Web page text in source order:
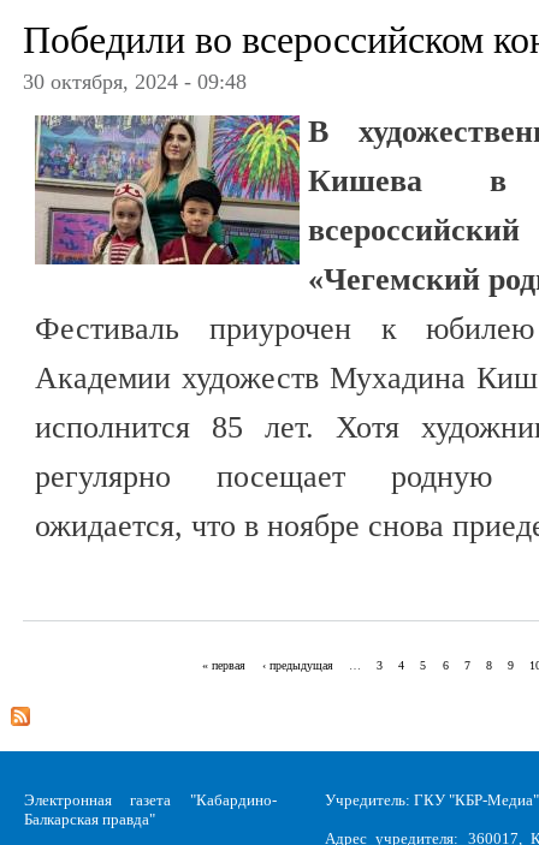
Победили во всероссийском
30 октября, 2024 - 09:48
В
Кишева в
«Чегемский
Фестиваль приурочен к юбилею
Академии художеств Мухадина
исполнится 85 лет. Хотя
регулярно посещает родную
ожидается, что в ноябре снова
« первая ‹ предыдущая 3 4 5 6 7 8 9
Электронная газета "Кабардино-
Балкарская правда"
Учредитель: ГКУ "КБР-Медиа"
Адрес учредителя: 360017,